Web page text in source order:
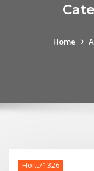
Home
Hoitt71326